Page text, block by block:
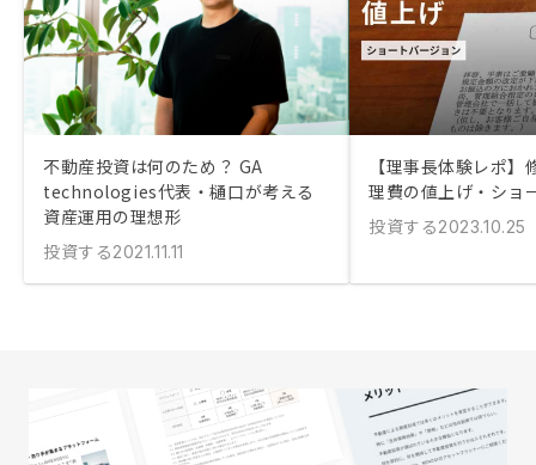
不動産投資は何のため？ GA
technologies代表・樋口が考える
資産運用の理想形
投資する2021.11.11
【理事長体験レポ
理費の値上げ・ショ
投資する2023.10.25